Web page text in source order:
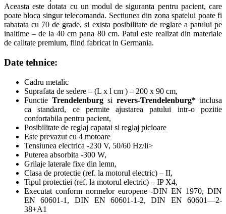
Aceasta este dotata cu un modul de siguranta pentru pacient, care
poate bloca singur telecomanda. Sectiunea din zona spatelui poate fi
rabatata cu 70 de grade, si exista posibilitate de reglare a patului pe
inaltime – de la 40 cm pana 80 cm. Patul este realizat din materiale
de calitate premium, fiind fabricat in Germania.
Date tehnice:
Cadru metalic
Suprafata de sedere – (L x l cm ) – 200 x 90 cm,
Functie Trendelenburg si revers-Trendelenburg* inclusa
ca standard, ce permite ajustarea patului intr-o pozitie
confortabila pentru pacient,
Posibilitate de reglaj capatai si reglaj picioare
Este prevazut cu 4 motoare
Tensiunea electrica -230 V, 50/60 Hz/li>
Puterea absorbita -300 W,
Grilaje laterale fixe din lemn,
Clasa de protectie (ref. la motorul electric) – II,
Tipul protectiei (ref. la motorul electric) – IP X4,
Executat conform normelor europene -DIN EN 1970, DIN
EN 60601-1, DIN EN 60601-1-2, DIN EN 60601—2-
38+A1